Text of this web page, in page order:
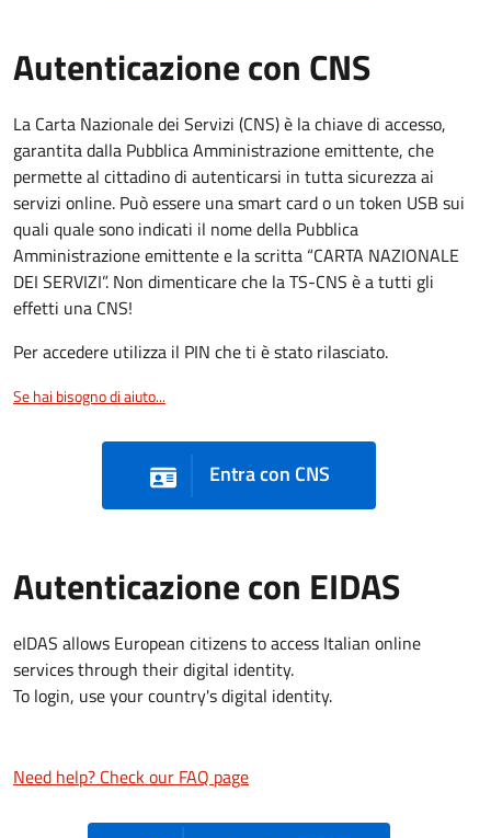
Autenticazione con CNS
La Carta Nazionale dei Servizi (CNS) è la chiave di accesso,
garantita dalla Pubblica Amministrazione emittente, che
permette al cittadino di autenticarsi in tutta sicurezza ai
servizi online. Può essere una smart card o un token USB sui
quali quale sono indicati il nome della Pubblica
Amministrazione emittente e la scritta “CARTA NAZIONALE
DEI SERVIZI”. Non dimenticare che la TS-CNS è a tutti gli
effetti una CNS!
Per accedere utilizza il PIN che ti è stato rilasciato.
Se hai bisogno di aiuto...
Entra con CNS
Autenticazione con EIDAS
eIDAS allows European citizens to access Italian online
services through their digital identity.
To login, use your country's digital identity.
Need help? Check our FAQ page